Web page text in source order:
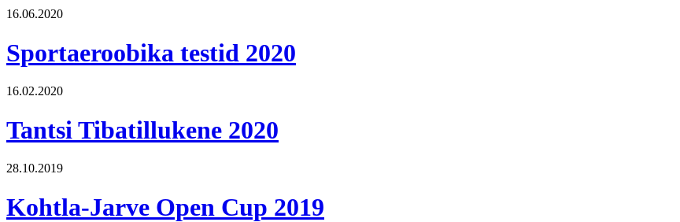
16.06.2020
Sportaeroobika testid 2020
16.02.2020
Tantsi Tibatillukene 2020
28.10.2019
Kohtla-Jarve Open Cup 2019